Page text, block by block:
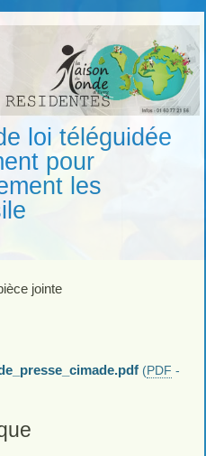
loi téléguidée
pour
les
jointe
(PDF -